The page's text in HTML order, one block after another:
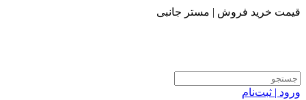
قیمت خرید فروش | مستر جانبی
ورود | ثبت‌نام